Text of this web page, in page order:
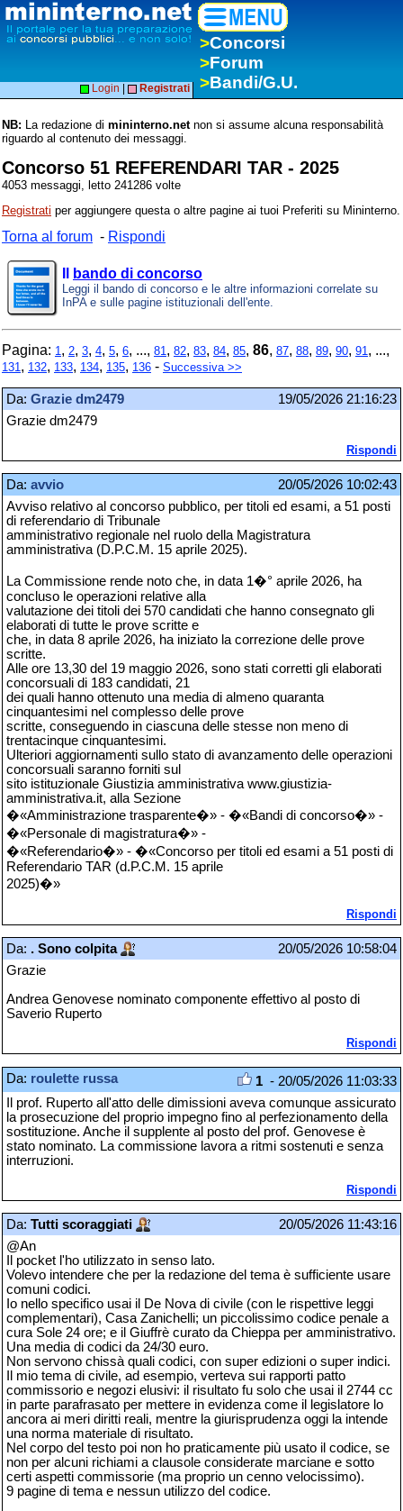
>Concorsi
>Forum
>Bandi/G.U.
Login Registrati
NB: La redazione di mininterno.netnon si assume alcuna responsabilità
riguardo al contenuto dei messaggi.
Concorso 51 REFERENDARI TAR - 2025
4053 messaggi, letto 241286 volte
Registrati per aggiungere questa o altre pagine ai tuoi Preferiti su Mininterno.
Torna al forum - Rispondi
bando di concorso
Leggi il bando di concorso e le altre informazioni correlate su
InPA e sulle pagine istituzionali dell'ente.
Pagina: 1, 2, 3, 4, 5, 6, ..., 81, 82, 83, 84, 85, 86, 87, 88, 89, 90, 91, ...,
131, 132, 133, 134, 135, 136 - Successiva >>
Da: Grazie dm2479
19/05/2026 21:16:23
Grazie dm2479
Rispondi
Da: avvio
20/05/2026 10:02:43
Avviso relativo al concorso pubblico, per titoli ed esami, a 51 posti
di referendario di Tribunale
amministrativo regionale nel ruolo della Magistratura
amministrativa (D.P.C.M. 15 aprile 2025).
La Commissione rende noto che, in data 1�° aprile 2026, ha
concluso le operazioni relative alla
valutazione dei titoli dei 570 candidati che hanno consegnato gli
elaborati di tutte le prove scritte e
che, in data 8 aprile 2026, ha iniziato la correzione delle prove
scritte.
Alle ore 13,30 del 19 maggio 2026, sono stati corretti gli elaborati
concorsuali di 183 candidati, 21
dei quali hanno ottenuto una media di almeno quaranta
cinquantesimi nel complesso delle prove
scritte, conseguendo in ciascuna delle stesse non meno di
trentacinque cinquantesimi.
Ulteriori aggiornamenti sullo stato di avanzamento delle operazioni
concorsuali saranno forniti sul
sito istituzionale Giustizia amministrativa www.giustizia-
amministrativa.it, alla Sezione
�«Amministrazione trasparente�» - �«Bandi di concorso�» -
�«Personale di magistratura�» -
�«Referendario�» - �«Concorso per titoli ed esami a 51 posti di
Referendario TAR (d.P.C.M. 15 aprile
2025)�»
Rispondi
Da: . Sono colpita
20/05/2026 10:58:04
Grazie
Andrea Genovese nominato componente effettivo al posto di
Saverio Ruperto
Rispondi
Da: roulette russa 1 - 20/05/2026 11:03:33
Il prof. Ruperto all'atto delle dimissioni aveva comunque assicurato
la prosecuzione del proprio impegno fino al perfezionamento della
sostituzione. Anche il supplente al posto del prof. Genovese è
stato nominato. La commissione lavora a ritmi sostenuti e senza
interruzioni.
Rispondi
Da: Tutti scoraggiati
20/05/2026 11:43:16
@An
Il pocket l'ho utilizzato in senso lato.
Volevo intendere che per la redazione del tema è sufficiente usare
comuni codici.
Io nello specifico usai il De Nova di civile (con le rispettive leggi
complementari), Casa Zanichelli; un piccolissimo codice penale a
cura Sole 24 ore; e il Giuffrè curato da Chieppa per amministrativo.
Una media di codici da 24/30 euro.
Non servono chissà quali codici, con super edizioni o super indici.
Il mio tema di civile, ad esempio, verteva sui rapporti patto
commissorio e negozi elusivi: il risultato fu solo che usai il 2744 cc
in parte parafrasato per mettere in evidenza come il legislatore lo
ancora ai meri diritti reali, mentre la giurisprudenza oggi la intende
una norma materiale di risultato.
Nel corpo del testo poi non ho praticamente più usato il codice, se
non per alcuni richiami a clausole considerate marciane e sotto
certi aspetti commissorie (ma proprio un cenno velocissimo).
9 pagine di tema e nessun utilizzo del codice.